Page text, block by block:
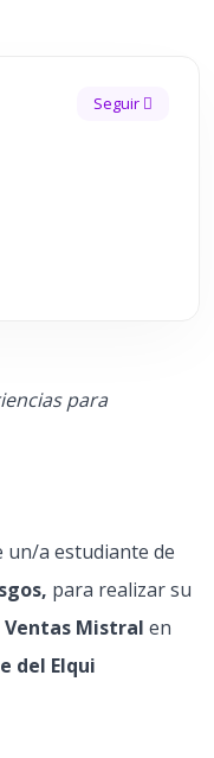
Seguir
para
un/a estudiante de
para realizar su
Ventas Mistral en
del Elqui